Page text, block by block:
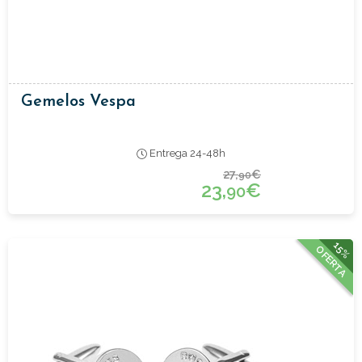
Gemelos Vespa
Entrega 24-48h
27,90€
23,90€
15%
OFERTA